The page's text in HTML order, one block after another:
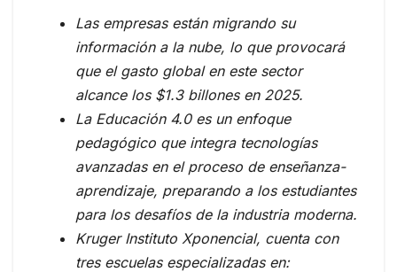
Las empresas están migrando su
información a la nube, lo que provocará
que el gasto global en este sector
alcance los $1.3 billones en 2025.
La Educación 4.0 es un enfoque
pedagógico que integra tecnologías
avanzadas en el proceso de enseñanza-
aprendizaje, preparando a los estudiantes
para los desafíos de la industria moderna.
Kruger Instituto Xponencial, cuenta con
tres escuelas especializadas en: